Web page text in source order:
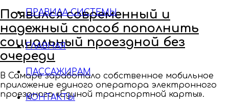
ПРАВИЛА СИСТЕМЫ
ГЛАВНАЯ
ПАССАЖИРАМ
КОНТАКТЫ
Появился современный и
надежный способ пополнить
социальный проездной без
очереди
В Самаре заработало собственное мобильное
приложение единого оператора электронного
проездного «Единой транспортной карты».